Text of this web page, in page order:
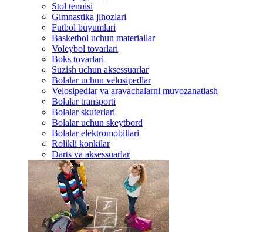
Stol tennisi
Gimnastika jihozlari
Futbol buyumlari
Basketbol uchun materiallar
Voleybol tovarlari
Boks tovarlari
Suzish uchun aksessuarlar
Bolalar uchun velosipedlar
Velosipedlar va aravachalarni muvozanatlash
Bolalar transporti
Bolalar skuterlari
Bolalar uchun skeytbord
Bolalar elektromobillari
Rolikli konkilar
Darts va aksessuarlar